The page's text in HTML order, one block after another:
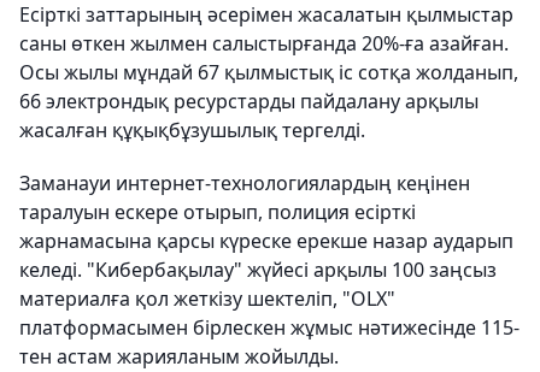
Есірткі заттарының әсерімен жасалатын қылмыстар
саны өткен жылмен салыстырғанда 20%-ға азайған.
Осы жылы мұндай 67 қылмыстық іс сотқа жолданып,
66 электрондық ресурстарды пайдалану арқылы
жасалған құқықбұзушылық тергелді.
Заманауи интернет-технологиялардың кеңінен
таралуын ескере отырып, полиция есірткі
жарнамасына қарсы күреске ерекше назар аударып
келеді. "Кибербақылау" жүйесі арқылы 100 заңсыз
материалға қол жеткізу шектеліп, "OLX"
платформасымен бірлескен жұмыс нәтижесінде 115-
тен астам жарияланым жойылды.